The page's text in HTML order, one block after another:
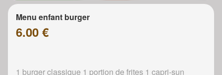
Menu enfant burger
6.00 €
1 burger classique 1 portion de frites 1 capri-sun